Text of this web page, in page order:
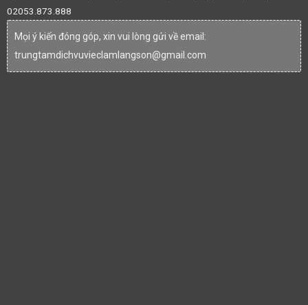
02053.873.888
Mọi ý kiến đóng góp, xin vui lòng gửi về email:
trungtamdichvuvieclamlangson@gmail.com